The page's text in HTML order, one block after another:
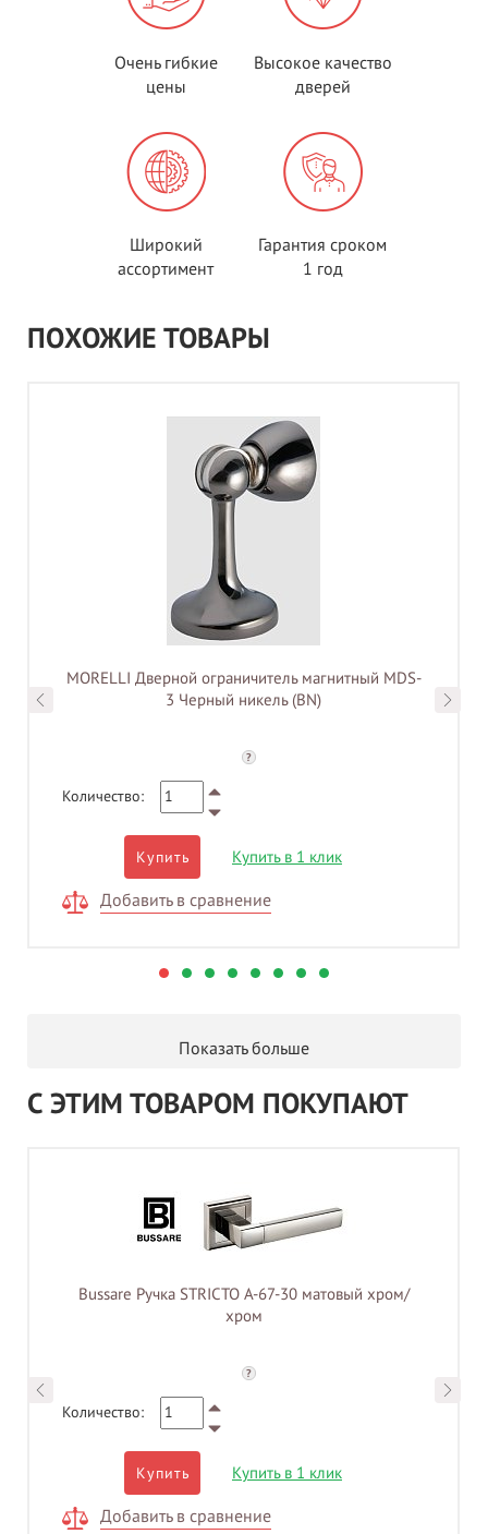
Очень гибкие
цены
Высокое качество
дверей
Широкий
ассортимент
Гарантия сроком
1 год
ПОХОЖИЕ ТОВАРЫ
MORELLI Дверной ограничитель магнитный MDS-
3 Черный никель (BN)
?
Количество:
Купить Купить в 1 клик
Добавить в сравнение
Показать больше
С ЭТИМ ТОВАРОМ ПОКУПАЮТ
Bussare Ручка STRICTO A-67-30 матовый хром/
хром
?
Количество:
Купить Купить в 1 клик
Добавить в сравнение